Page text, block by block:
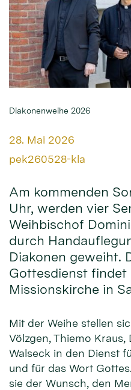
Diakonenweihe 2026
Datum:
28. Mai 2026
Von:
pek260528-kla
Am kommenden
Uhr, werden vier
Weihbischof
durch
Diakonen geweiht.
Gottesdienst findet
Missionskirche in
Mit der Weihe stellen
Völzgen, Thiemo Kraus,
Walseck in den Dienst
und für das Wort
sie der Wunsch, den